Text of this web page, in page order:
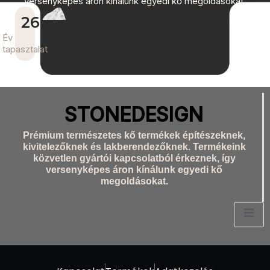
Év
tapasztalat
26+
STONEDESIGN
Prémium természetes kő termékek építészeknek,
kivitelezőknek és lakberendezőknek. Termékeink
közvetlen gyártói kapcsolatból érkeznek, így
versenyképes áron kínálunk egyedi kő
megoldásokat.